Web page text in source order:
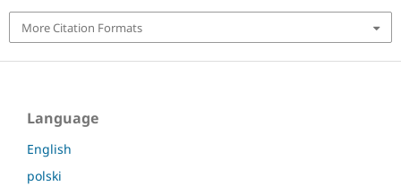
More Citation Formats
Language
English
polski